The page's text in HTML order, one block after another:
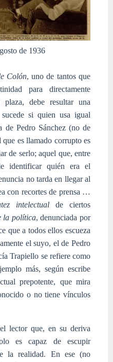
de 1936
Colón, uno de tantos que
para directamente
plaza, debe resultar una
si quien usa igual
de Pedro Sánchez (no de
es llamado corrupto es
de serlo; aquel que, entre
identificar quién era el
no tarda en llegar al
con recortes de prensa …
intelectual de ciertos
la política, denunciada por
que a todos ellos escueza
el suyo, el de Pedro
Trapiello se refiere como
más, según escribe
prepotente, que mira
o no tiene vínculos
lector que, en su deriva
es capaz de escupir
la realidad. En ese (no